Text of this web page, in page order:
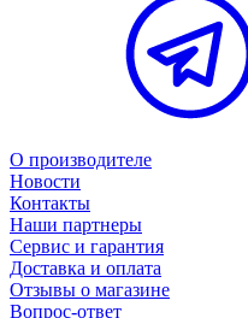
О производителе
Новости
Контакты
Наши партнеры
Сервис и гарантия
Доставка и оплата
Отзывы о магазине
Вопрос-ответ